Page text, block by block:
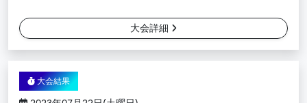
大会詳細
大会結果